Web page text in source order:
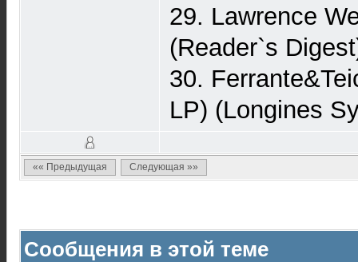
29. Lawrence
(Reader`s
30.
LP) (Longines
«« Предыдущая Следующая »»
Сообщения в этой теме